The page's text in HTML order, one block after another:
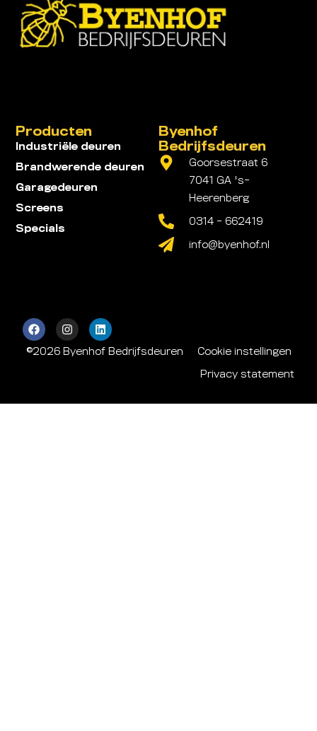
Byenhof
Bedrijfsdeuren
Goorsestraat 6
7041 GA 's-
Heerenberg
0314 - 662419
info@byenhof.nl
Producten
Industriële deuren
Brandwerende deuren
Garagedeuren
Screens
Specials
©2026 Byenhof Bedrijfsdeuren Cookie instellingen
Privacy statement